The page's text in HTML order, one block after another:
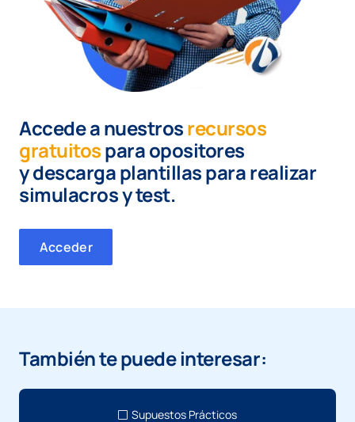
Accede a nuestrosrecursos
gratuitospara opositores
ydescarga plantillas para realizar
simulacros y test.
Acceder
También te puede interesar:
Supuestos Prácticos